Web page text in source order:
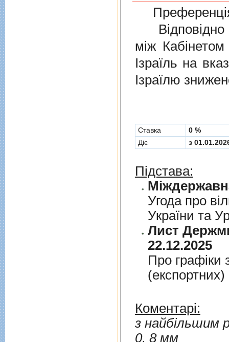
Відповідно
мiж Кабінетом
Ізраїль на
Ізраїлю
Cтавка
0 %
Діє
з
Підстава:
Угода про
України та
Лист
22.12.2025
Про графiки
Коментарі:
з найбільшим
0, 8 мм